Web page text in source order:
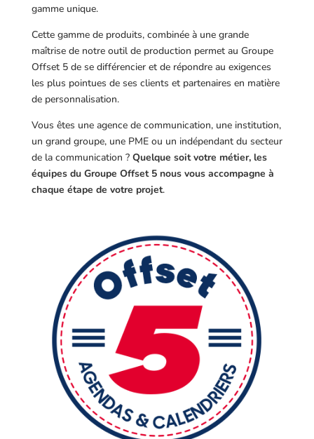
gamme unique.
Cette gamme de produits, combinée à une grande
maîtrise de notre outil de production permet au Groupe
Offset 5 de se différencier et de répondre au exigences
les plus pointues de ses clients et partenaires en matière
de personnalisation.
Vous êtes une agence de communication, une institution,
un grand groupe, une PME ou un indépendant du secteur
de la communication ? Quelque soit votre métier, les
équipes du Groupe Offset 5 nous vous accompagne à
chaque étape de votre projet.